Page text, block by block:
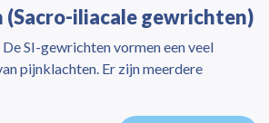
iliacale gewrichten)
SI-gewrichten vormen een veel
pijnklachten. Er zijn meerdere